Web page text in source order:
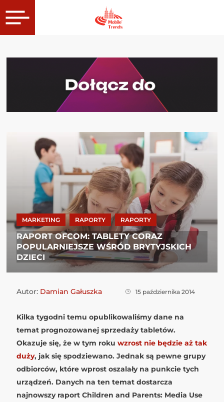
MARKETING RAPORTY RAPORTY
RAPORT OFCOM: TABLETY CORAZ
POPULARNIEJSZE WŚRÓD BRYTYJSKICH
DZIECI
Autor: Damian Gałuszka 15 października 2014
Kilka tygodni temu opublikowaliśmy dane na
temat prognozowanej sprzedaży tabletów.
Okazuje się, że w tym roku wzrost nie będzie aż tak
duży, jak się spodziewano. Jednak są pewne grupy
odbiorców, które wprost oszalały na punkcie tych
urządzeń. Danych na ten temat dostarcza
najnowszy raport Children and Parents: Media Use